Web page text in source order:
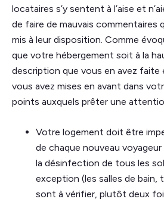
locataires s’y sentent à l’aise et
de faire de mauvais commentaires
mis à leur disposition. Comme
que votre hébergement soit à la
description que vous en avez
vous avez mises en avant dans
points auxquels prêter une
Votre logement doit être
de chaque nouveau
la désinfection de tous les
exception (les salles de bain,
sont à vérifier, plutôt deux